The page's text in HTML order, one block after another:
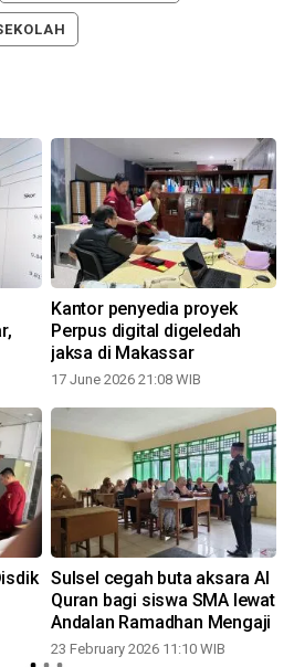
Kantor penyedia proyek
Perpus digital digeledah
jaksa di Makassar
17 June 2026 21:08 WIB
Sulsel cegah buta aksara Al
Quran bagi siswa SMA lewat
Andalan Ramadhan Mengaji
23 February 2026 11:10 WIB